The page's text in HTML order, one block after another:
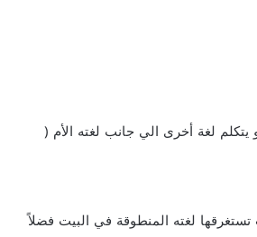
لغة أخرى الي جانب لغته الأم (
لغته المنطوقة في البيت فضلاً